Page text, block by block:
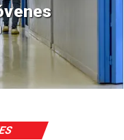
Parque
inversión